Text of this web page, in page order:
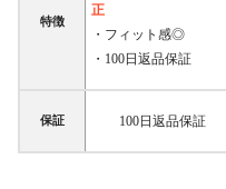
特徴
正
・フィット感◎
・100日返品保証
保証 100日返品保証